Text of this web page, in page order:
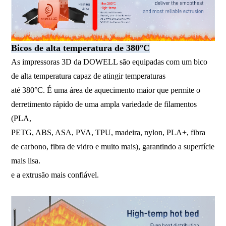
Bicos de alta temperatura de 380°C
As impressoras 3D da DOWELL são equipadas com um bico
de alta temperatura capaz de atingir temperaturas
até 380°C. É uma área de aquecimento maior que permite o
derretimento rápido de uma ampla variedade de filamentos
(PLA,
PETG, ABS, ASA, PVA, TPU, madeira, nylon, PLA+, fibra
de carbono, fibra de vidro e muito mais), garantindo a superfície
mais lisa.
e a extrusão mais confiável.